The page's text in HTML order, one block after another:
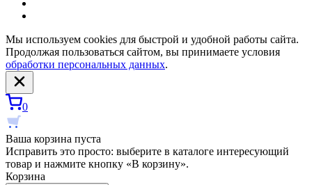
Мы используем cookies для быстрой и удобной работы сайта.
Продолжая пользоваться сайтом, вы принимаете условия
обработки персональных данных.
0
Ваша корзина пуста
Исправить это просто: выберите в каталоге интересующий
товар и нажмите кнопку «В корзину».
Корзина